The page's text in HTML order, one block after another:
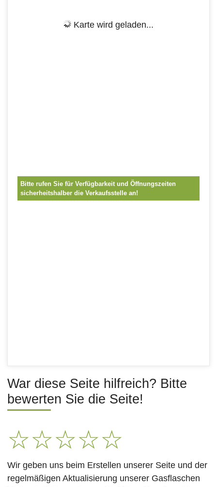
Karte wird geladen...
Bitte rufen Sie für Verfügbarkeit und Öffnungszeiten
sicherheitshalber die Verkaufsstelle an!
War diese Seite hilfreich? Bitte
bewerten Sie die Seite!
☆☆☆☆☆
Wir geben uns beim Erstellen unserer Seite und der
regelmäßigen Aktualisierung unserer Gasflaschen